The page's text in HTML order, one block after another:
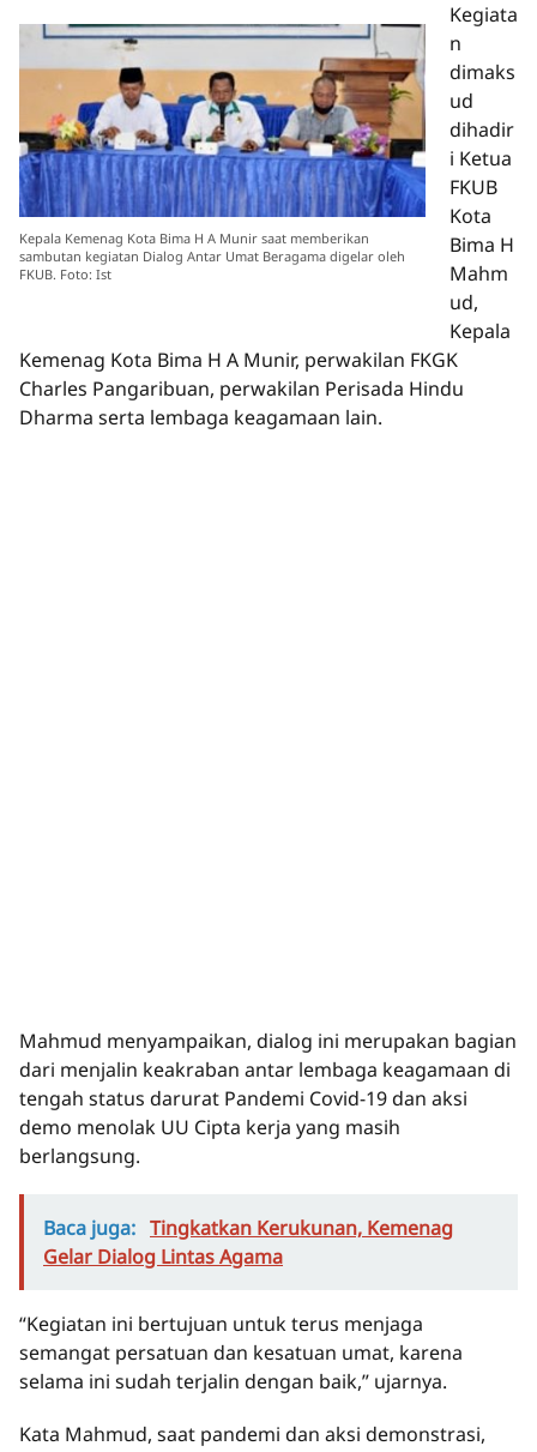
Kepala Kemenag Kota Bima H A Munir saat memberikan
sambutan kegiatan Dialog Antar Umat Beragama digelar oleh
FKUB. Foto: Ist
Kegiata
n
dimaks
ud
dihadir
i Ketua
FKUB
Kota
Bima H
Mahm
ud,
Kepala
Kemenag Kota Bima H A Munir, perwakilan FKGK
Charles Pangaribuan, perwakilan Perisada Hindu
Dharma serta lembaga keagamaan lain.
Mahmud menyampaikan, dialog ini merupakan bagian
dari menjalin keakraban antar lembaga keagamaan di
tengah status darurat Pandemi Covid-19 dan aksi
demo menolak UU Cipta kerja yang masih
berlangsung.
Baca juga: Tingkatkan Kerukunan, Kemenag
Gelar Dialog Lintas Agama
“Kegiatan ini bertujuan untuk terus menjaga
semangat persatuan dan kesatuan umat, karena
selama ini sudah terjalin dengan baik,” ujarnya.
Kata Mahmud, saat pandemi dan aksi demonstrasi,